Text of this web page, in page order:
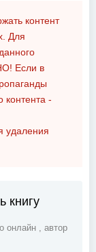
контент
Для
Если в
контента -
удаления
книгу
онлайн , автор